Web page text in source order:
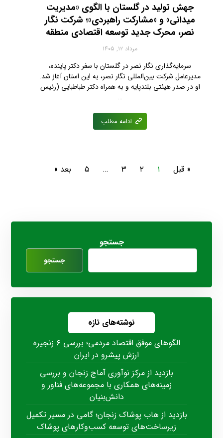
جهش تولید در گلستان با الگوی «مدیریت
میدانی» و «مشارکت راهبردی»؛ شرکت نگار
نصر، محرک جدید توسعه اقتصادی منطقه
مرداد ۱۲, ۱۴۰۵
سرمایه‌گذاری نگار نصر در گلستان با سفر دکتر پاینده،
مدیرعامل شرکت بین‌المللی نگار نصر، به این استان آغاز شد.
او در صدر هیئتی بلندپایه و به همراه دکتر طباطبایی (رئیس
…
ادامه مطلب
« قبل ۱ ۲ ۳ … ۵ بعد »
جستجو
جستجو
نوشته‌های تازه
الگوهای موفق اقتصاد مردمی؛ بررسی ۶ زنجیره
ارزش پیشرو در ایران
بازدید از مرکز نوآوری آماج زنجان و بررسی
زمینه‌های همکاری با مجموعه‌های فناور و
دانش‌بنیان
بازدید از هاب پوشاک زنجان؛ گامی در مسیر تکمیل
زیرساخت‌های توسعه کسب‌وکارهای پوشاک